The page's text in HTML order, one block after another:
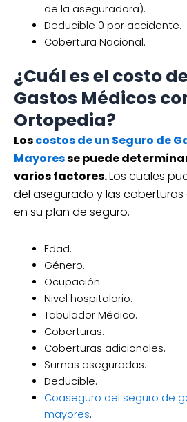
de la aseguradora).
Deducible 0 por accidente.
Cobertura Nacional.
¿Cuál es el costo
Gastos Médicos
Ortopedia?
Loscostos de un Seguro de
Mayoresse puede
varios factores.Los cuales
del asegurado y las coberturas
en su plan de seguro.
Edad.
Género.
Ocupación.
Nivel hospitalario.
Tabulador Médico.
Coberturas.
Coberturas adicionales.
Sumas aseguradas.
Deducible.
Coaseguro del seguro de
mayores.